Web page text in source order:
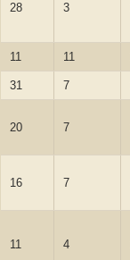
28 3
11 11
31 7
20 7
16 7
11 4